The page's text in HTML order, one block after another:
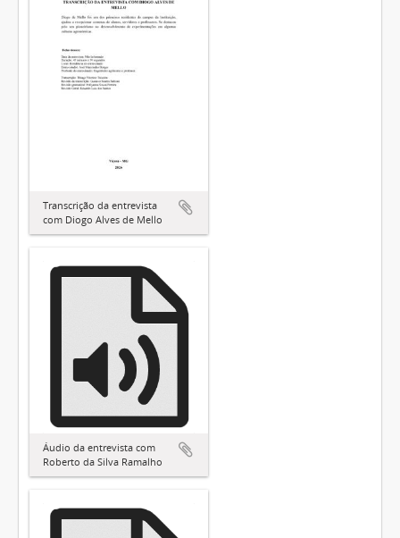
Transcrição da entrevista
com Diogo Alves de Mello
Áudio da entrevista com
Roberto da Silva Ramalho